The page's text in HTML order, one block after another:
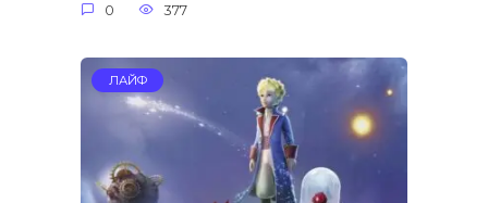
0 377
ЛАЙФ